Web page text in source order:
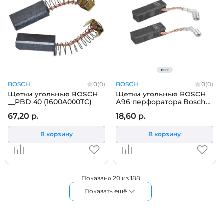
BOSCH 0(0)
Щетки угольные BOSCH
__PBD 40 (1600A000TC)
67,20 р.
В корзину
BOSCH 0(0)
Щетки угольные BOSCH
А96 перфоратора Bosch
18,60 р.
В корзину
Показано 20 из 188
Показать ещё